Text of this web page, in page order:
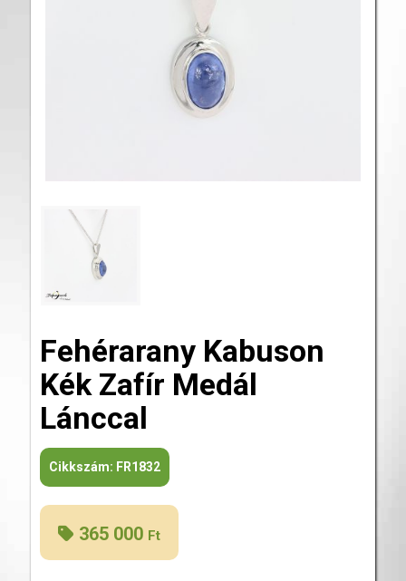
Fehérarany Kabuson
Kék Zafír Medál
Lánccal
Cikkszám: FR1832
365 000 Ft